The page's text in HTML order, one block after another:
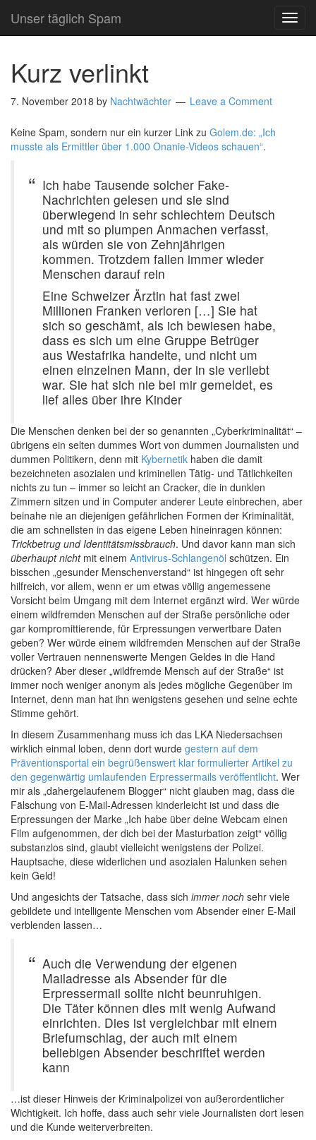
Unser täglich Spam
Kurz verlinkt
7. November 2018 by Nachtwächter Leave a Comment
Keine Spam, sondern nur ein kurzer Link zu Golem.de: „Ich
musste als Ermittler über 1.000 Onanie-Videos schauen“.
Ich habe Tausende solcher Fake-
Nachrichten gelesen und sie sind
überwiegend in sehr schlechtem Deutsch
und mit so plumpen Anmachen verfasst,
als würden sie von Zehnjährigen
kommen. Trotzdem fallen immer wieder
Menschen darauf rein
Eine Schweizer Ärztin hat fast zwei
Millionen Franken verloren […] Sie hat
sich so geschämt, als ich bewiesen habe,
dass es sich um eine Gruppe Betrüger
aus Westafrika handelte, und nicht um
einen einzelnen Mann, der in sie verliebt
war. Sie hat sich nie bei mir gemeldet, es
lief alles über ihre Kinder
Die Menschen denken bei der so genannten „Cyberkriminalität“ –
übrigens ein selten dummes Wort von dummen Journalisten und
dummen Politikern, denn mit Kybernetik haben die damit
bezeichneten asozialen und kriminellen Tätig- und Tätlichkeiten
nichts zu tun – immer so leicht an Cracker, die in dunklen
Zimmern sitzen und in Computer anderer Leute einbrechen, aber
beinahe nie an diejenigen gefährlichen Formen der Kriminalität,
die am schnellsten in das eigene Leben hineinragen können:
Trickbetrug und Identitätsmissbrauch. Und davor kann man sich
überhaupt nichtmit einem Antivirus-Schlangenöl schützen. Ein
bisschen „gesunder Menschenverstand“ ist hingegen oft sehr
hilfreich, vor allem, wenn er um etwas völlig angemessene
Vorsicht beim Umgang mit dem Internet ergänzt wird. Wer würde
einem wildfremden Menschen auf der Straße persönliche oder
gar kompromittierende, für Erpressungen verwertbare Daten
geben? Wer würde einem wildfremden Menschen auf der Straße
voller Vertrauen nennenswerte Mengen Geldes in die Hand
drücken? Aber dieser „wildfremde Mensch auf der Straße“ ist
immer noch weniger anonym als jedes mögliche Gegenüber im
Internet, denn man hat ihn wenigstens gesehen und seine echte
Stimme gehört.
In diesem Zusammenhang muss ich das LKA Niedersachsen
wirklich einmal loben, denn dort wurde gestern auf dem
Präventionsportal ein begrüßenswert klar formulierter Artikel zu
den gegenwärtig umlaufenden Erpressermails veröffentlicht. Wer
mir als „dahergelaufenem Blogger“ nicht glauben mag, dass die
Fälschung von E-Mail-Adressen kinderleicht ist und dass die
Erpressungen der Marke „Ich habe über deine Webcam einen
Film aufgenommen, der dich bei der Masturbation zeigt“ völlig
substanzlos sind, glaubt vielleicht wenigstens der Polizei.
Hauptsache, diese widerlichen und asozialen Halunken sehen
kein Geld!
Und angesichts der Tatsache, dass sich immer noch sehr viele
gebildete und intelligente Menschen vom Absender einer E-Mail
verblenden lassen…
Auch die Verwendung der eigenen
Mailadresse als Absender für die
Erpressermail sollte nicht beunruhigen.
Die Täter können dies mit wenig Aufwand
einrichten. Dies ist vergleichbar mit einem
Briefumschlag, der auch mit einem
beliebigen Absender beschriftet werden
kann
…ist dieser Hinweis der Kriminalpolizei von außerordentlicher
Wichtigkeit. Ich hoffe, dass auch sehr viele Journalisten dort lesen
und die Kunde weiterverbreiten.